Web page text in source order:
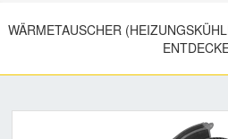
WÄRMETAUSCHER